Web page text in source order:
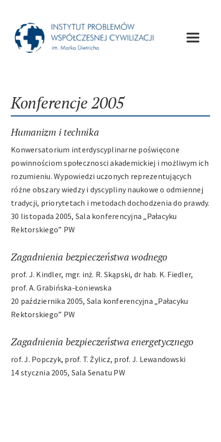
zawartości
Toggle
Wydawnictwa
Wykłady
Konferencje
Apele
Kontakt
Konferencje 2005
Humanizm i technika
Konwersatorium interdyscyplinarne poświęcone
powinnościom społecznosci akademickiej i możliwym ich
rozumieniu. Wypowiedzi uczonych reprezentujących
różne obszary wiedzy i dyscypliny naukowe o odmiennej
tradycji, priorytetach i metodach dochodzenia do prawdy.
30 listopada 2005, Sala konferencyjna „Pałacyku
Rektorskiego” PW
Zagadnienia bezpieczeństwa wodnego
prof. J. Kindler, mgr. inż. R. Skąpski, dr hab. K. Fiedler,
prof. A. Grabińska-Łoniewska
20 października 2005, Sala konferencyjna „Pałacyku
Rektorskiego” PW
Zagadnienia bezpieczeństwa energetycznego
rof. J. Popczyk, prof. T. Żylicz, prof. J. Lewandowski
14 stycznia 2005, Sala Senatu PW